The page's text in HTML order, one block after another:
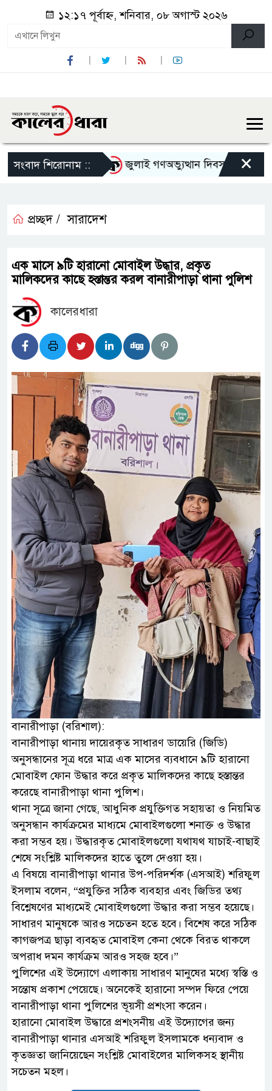
১২:১৭ পূর্বাহ্ন, শনিবার, ০৮ অগাস্ট ২০২৬
সংবাদ শিরোনাম ::
হেনস্থার অভিযোগ জুলাই গণঅভ্যুত্থান দিবস উপলক্ষে×
প্রচ্ছদ / সারাদেশ
এক মাসে ৯টি হারানো মোবাইল উদ্ধার, প্রকৃত
মালিকদের কাছে হস্তান্তর করল বানারীপাড়া থানা পুলিশ
কালেরধারা
বানারীপাড়া (বরিশাল):
বানারীপাড়া থানায় দায়েরকৃত সাধারণ ডায়েরি (জিডি)
অনুসন্ধানের সূত্র ধরে মাত্র এক মাসের ব্যবধানে ৯টি হারানো
মোবাইল ফোন উদ্ধার করে প্রকৃত মালিকদের কাছে হস্তান্তর
করেছে বানারীপাড়া থানা পুলিশ।
থানা সূত্রে জানা গেছে, আধুনিক প্রযুক্তিগত সহায়তা ও নিয়মিত
অনুসন্ধান কার্যক্রমের মাধ্যমে মোবাইলগুলো শনাক্ত ও উদ্ধার
করা সম্ভব হয়। উদ্ধারকৃত মোবাইলগুলো যথাযথ যাচাই-বাছাই
শেষে সংশ্লিষ্ট মালিকদের হাতে তুলে দেওয়া হয়।
এ বিষয়ে বানারীপাড়া থানার উপ-পরিদর্শক (এসআই) শরিফুল
ইসলাম বলেন, “প্রযুক্তির সঠিক ব্যবহার এবং জিডির তথ্য
বিশ্লেষণের মাধ্যমেই মোবাইলগুলো উদ্ধার করা সম্ভব হয়েছে।
সাধারণ মানুষকে আরও সচেতন হতে হবে। বিশেষ করে সঠিক
কাগজপত্র ছাড়া ব্যবহৃত মোবাইল কেনা থেকে বিরত থাকলে
অপরাধ দমন কার্যক্রম আরও সহজ হবে।”
পুলিশের এই উদ্যোগে এলাকায় সাধারণ মানুষের মধ্যে স্বস্তি ও
সন্তোষ প্রকাশ পেয়েছে। অনেকেই হারানো সম্পদ ফিরে পেয়ে
বানারীপাড়া থানা পুলিশের ভূয়সী প্রশংসা করেন।
হারানো মোবাইল উদ্ধারে প্রশংসনীয় এই উদ্যোগের জন্য
বানারীপাড়া থানার এসআই শরিফুল ইসলামকে ধন্যবাদ ও
কৃতজ্ঞতা জানিয়েছেন সংশ্লিষ্ট মোবাইলের মালিকসহ স্থানীয়
সচেতন মহল।